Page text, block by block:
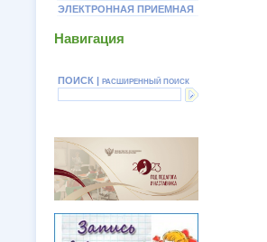
ЭЛЕКТРОННАЯ ПРИЕМНАЯ
Навигация
ПОИСК | РАСШИРЕННЫЙ ПОИСК